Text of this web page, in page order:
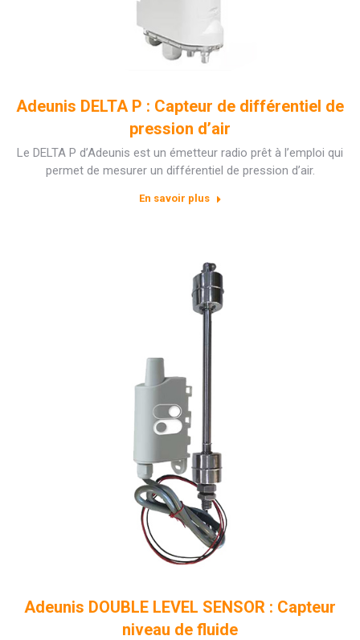
Adeunis DELTA P : Capteur de différentiel de
pression d’air
Le DELTA P d’Adeunis est un émetteur radio prêt à l’emploi qui
permet de mesurer un différentiel de pression d’air.
En savoir plus
Adeunis DOUBLE LEVEL SENSOR : Capteur
niveau de fluide